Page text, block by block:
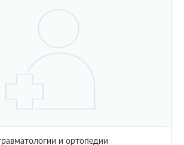
и ортопедии